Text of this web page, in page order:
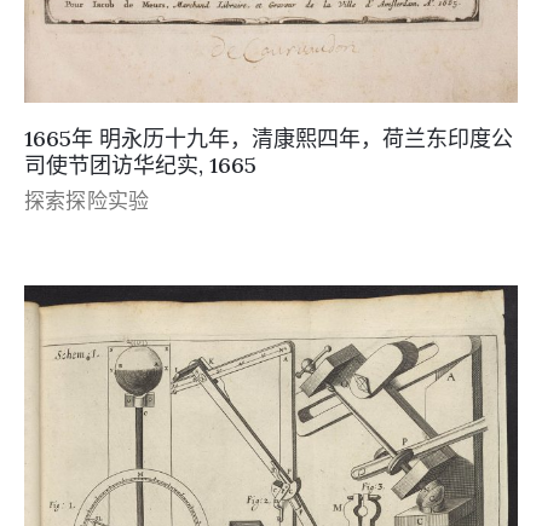
1665年 明永历十九年，清康熙四年，荷兰东印度公
司使节团访华纪实, 1665
探索探险实验